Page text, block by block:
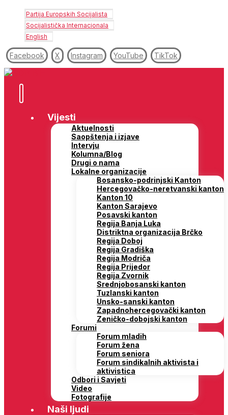
Partija Europskih Socijalista
Socijalistička Internacionala
English
Facebook X Instagram YouTube TikTok
Vijesti
Aktuelnosti
Saopštenja i izjave
Intervju
Kolumna/Blog
Drugi o nama
Lokalne organizacije
Bosansko-podrinjski Kanton
Hercegovačko-neretvanski kanton
Kanton 10
Kanton Sarajevo
Posavski kanton
Regija Banja Luka
Distriktna organizacija Brčko
Regija Doboj
Regija Gradiška
Regija Modriča
Regija Prijedor
Regija Zvornik
Srednjobosanski kanton
Tuzlanski kanton
Unsko-sanski kanton
Zapadnohercegovački kanton
Zeničko-dobojski kanton
Forumi
Forum mladih
Forum žena
Forum seniora
Forum sindikalnih aktivista i
aktivistica
Odbori i Savjeti
Video
Fotografije
Naši ljudi